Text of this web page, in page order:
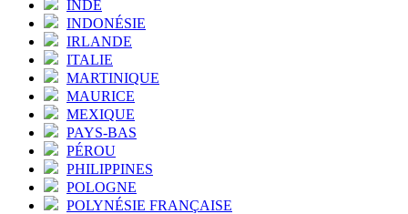
INDE
INDONÉSIE
IRLANDE
ITALIE
MARTINIQUE
MAURICE
MEXIQUE
PAYS-BAS
PÉROU
PHILIPPINES
POLOGNE
POLYNÉSIE FRANÇAISE